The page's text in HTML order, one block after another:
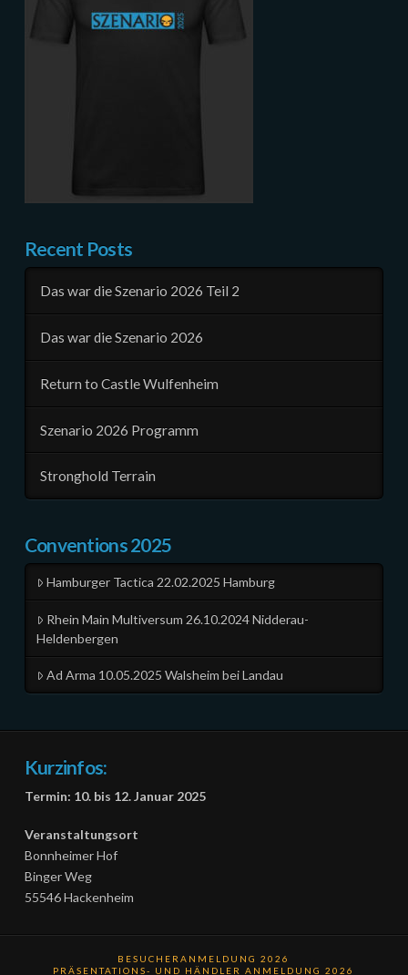
Recent Posts
Das war die Szenario 2026 Teil 2
Das war die Szenario 2026
Return to Castle Wulfenheim
Szenario 2026 Programm
Stronghold Terrain
Conventions 2025
Hamburger Tactica 22.02.2025 Hamburg
Rhein Main Multiversum 26.10.2024 Nidderau-
Heldenbergen
Ad Arma 10.05.2025 Walsheim bei Landau
Kurzinfos:
Termin: 10. bis 12. Januar 2025
Veranstaltungsort
Bonnheimer Hof
Binger Weg
55546 Hackenheim
BESUCHERANMELDUNG 2026
PRÄSENTATIONS- UND HÄNDLER ANMELDUNG 2026